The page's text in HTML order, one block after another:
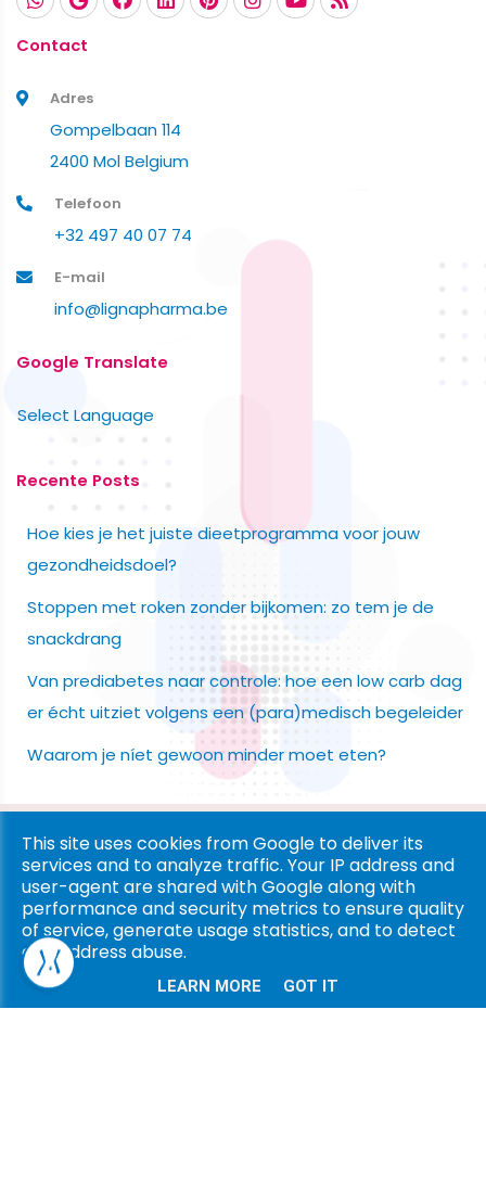
Contact
Adres
Gompelbaan 114
2400 Mol Belgium
Telefoon
+32 497 40 07 74
E-mail
info@lignapharma.be
Google Translate
Select Language
Recente Posts
Hoe kies je het juiste dieetprogramma voor jouw
gezondheidsdoel?
Stoppen met roken zonder bijkomen: zo tem je de
snackdrang
Van prediabetes naar controle: hoe een low carb dag
er écht uitziet volgens een (para)medisch begeleider
Waarom je níet gewoon minder moet eten?
Copyright © 2026 Ligna Pharma. All rights reserved. |
& Cookies|UP-TO-DATE WebDesign
This site uses cookies from Google to deliver its
services and to analyze traffic. Your IP address and
user-agent are shared with Google along with
performance and security metrics to ensure quality
of service, generate usage statistics, and to detect
and address abuse.
LEARN MORE GOT IT